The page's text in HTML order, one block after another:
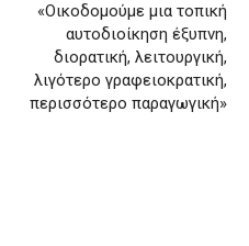
«Οικοδομούμε μια τοπική
αυτοδιοίκηση έξυπνη,
διορατική, λειτουργική,
λιγότερο γραφειοκρατική,
περισσότερο παραγωγική»